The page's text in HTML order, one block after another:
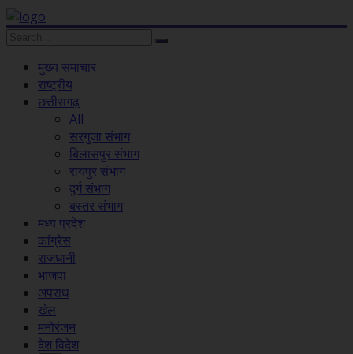
मुख्य समाचार
राष्ट्रीय
छत्तीसगढ़
All
सरगुजा संभाग
बिलासपुर संभाग
रायपुर संभाग
दुर्ग संभाग
बस्तर संभाग
मध्य प्रदेश
कांग्रेस
राजधानी
भाजपा
अपराध
खेल
मनोरंजन
देश विदेश